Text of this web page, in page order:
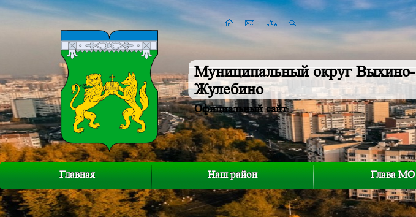
Муниципальный округ Выхино-
Жулебино
Официальный сайт
Главная Наш район Глава МО